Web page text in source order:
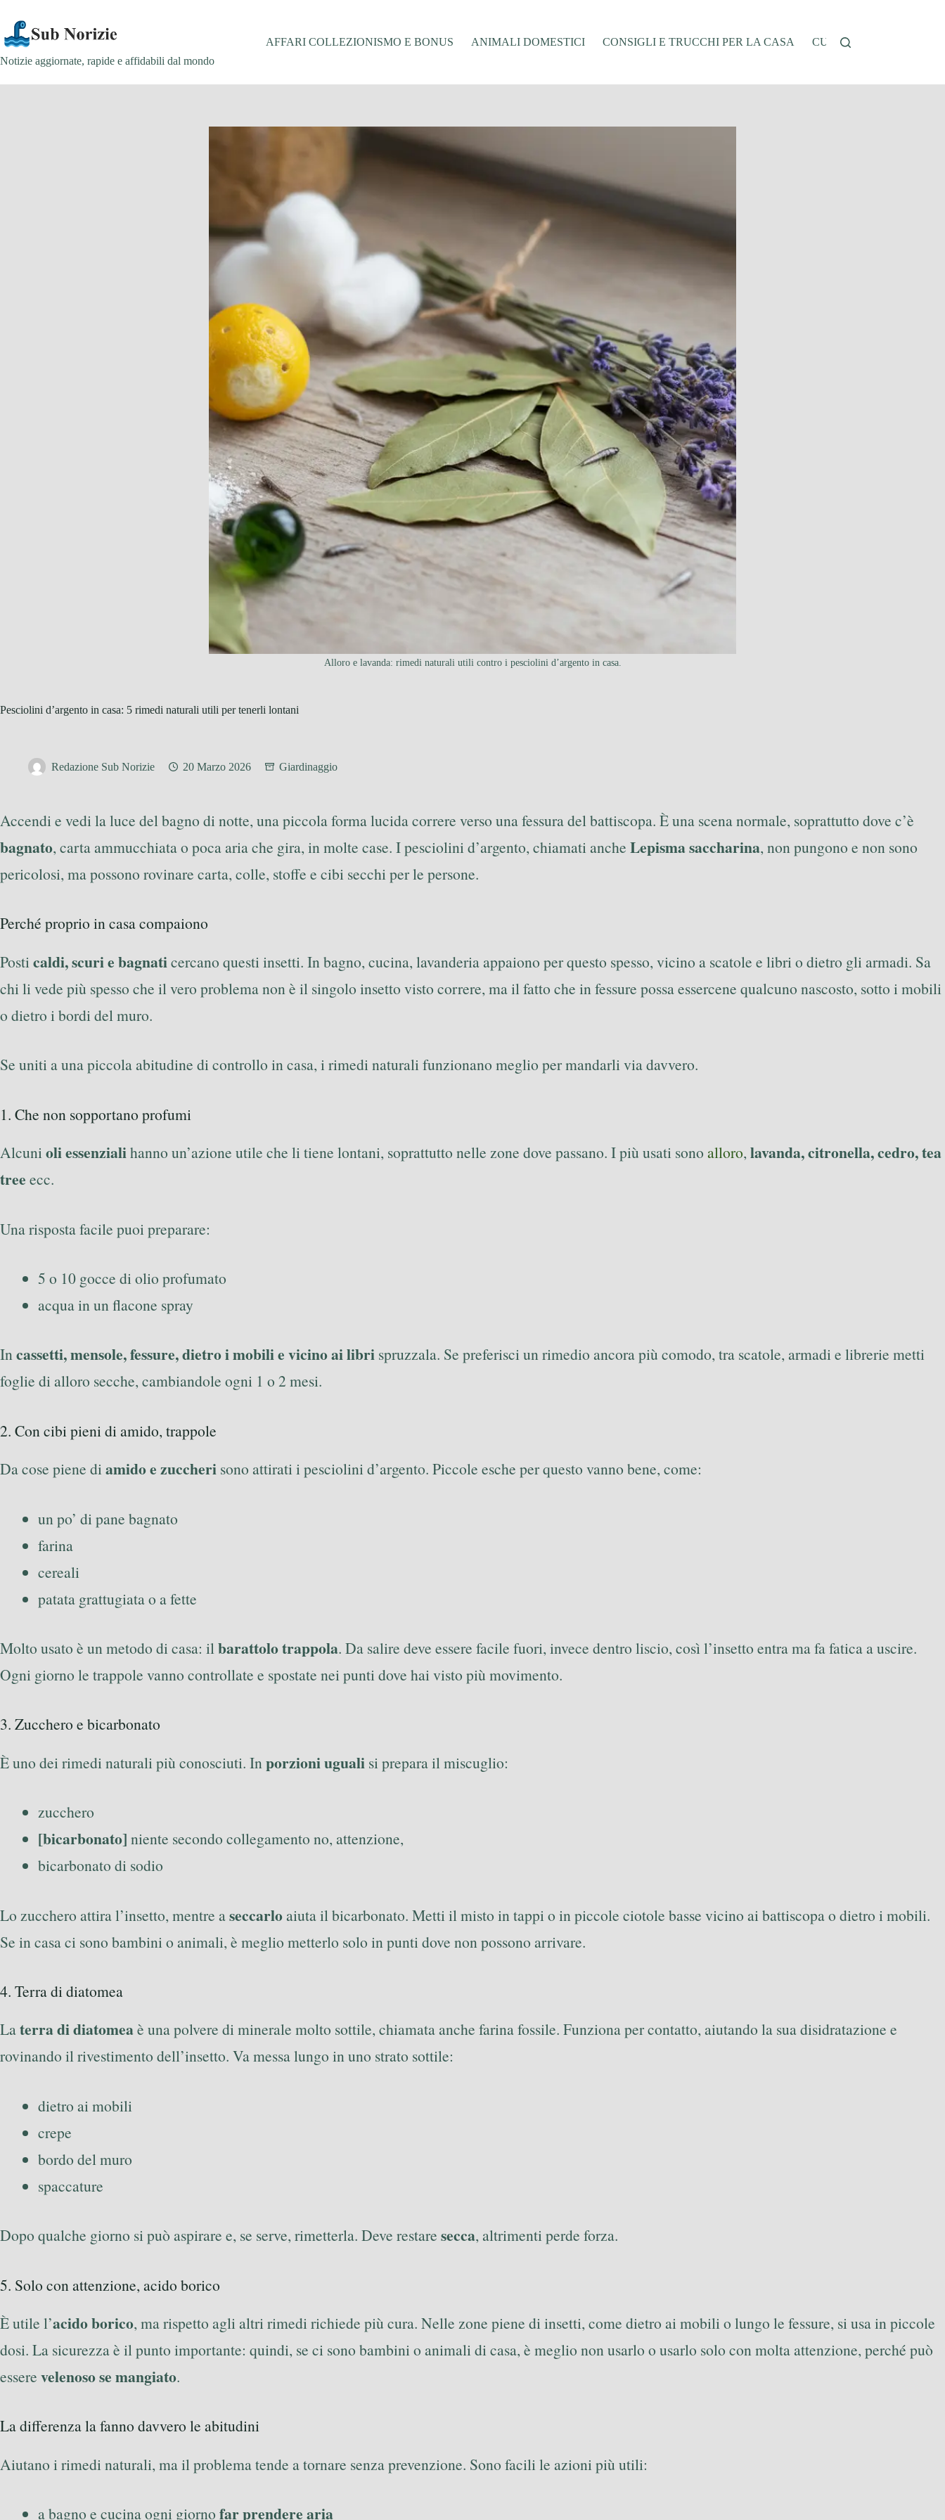
contenuto
Notizie aggiornate, rapide e affidabili dal mondo
AFFARI COLLEZIONISMO E BONUS ANIMALI DOMESTICI CONSIGLI E TRUCCHI PER LA CASA CUCINA E RICETTE
Alloro e lavanda: rimedi naturali utili contro i pesciolini d’argento in casa.
Pesciolini d’argento in casa: 5 rimedi naturali utili per tenerli lontani
Redazione Sub Norizie 20 Marzo 2026 Giardinaggio
Accendi e vedi la luce del bagno di notte, una piccola forma lucida correre verso una fessura del battiscopa. È una scena normale, soprattutto dove c’è
bagnato, carta ammucchiata o poca aria che gira, in molte case. I pesciolini d’argento, chiamati anche Lepisma saccharina, non pungono e non sono
pericolosi, ma possono rovinare carta, colle, stoffe e cibi secchi per le persone.
Perché proprio in casa compaiono
Posticaldi, scuri e bagnaticercano questi insetti. In bagno, cucina, lavanderia appaiono per questo spesso, vicino a scatole e libri o dietro gli armadi. Sa
chi li vede più spesso che il vero problema non è il singolo insetto visto correre, ma il fatto che in fessure possa essercene qualcuno nascosto, sotto i mobili
o dietro i bordi del muro.
Se uniti a una piccola abitudine di controllo in casa, i rimedi naturali funzionano meglio per mandarli via davvero.
1. Che non sopportano profumi
Alcunioli essenzialihanno un’azione utile che li tiene lontani, soprattutto nelle zone dove passano. I più usati sono alloro, lavanda, citronella, cedro, tea
tree ecc.
Una risposta facile puoi preparare:
5 o 10 gocce di olio profumato
acqua in un flacone spray
Incassetti, mensole, fessure, dietro i mobili e vicino ai libri spruzzala. Se preferisci un rimedio ancora più comodo, tra scatole, armadi e librerie metti
foglie di alloro secche, cambiandole ogni 1 o 2 mesi.
2. Con cibi pieni di amido, trappole
Da cose piene diamido e zuccheri sono attirati i pesciolini d’argento. Piccole esche per questo vanno bene, come:
un po’ di pane bagnato
farina
cereali
patata grattugiata o a fette
Molto usato è un metodo di casa: ilbarattolo trappola. Da salire deve essere facile fuori, invece dentro liscio, così l’insetto entra ma fa fatica a uscire.
Ogni giorno le trappole vanno controllate e spostate nei punti dove hai visto più movimento.
3. Zucchero e bicarbonato
È uno dei rimedi naturali più conosciuti. In porzioni uguali si prepara il miscuglio:
zucchero
[bicarbonato] niente secondo collegamento no, attenzione,
bicarbonato di sodio
Lo zucchero attira l’insetto, mentre aseccarloaiuta il bicarbonato. Metti il misto in tappi o in piccole ciotole basse vicino ai battiscopa o dietro i mobili.
Se in casa ci sono bambini o animali, è meglio metterlo solo in punti dove non possono arrivare.
4. Terra di diatomea
Laterra di diatomeaè una polvere di minerale molto sottile, chiamata anche farina fossile. Funziona per contatto, aiutando la sua disidratazione e
rovinando il rivestimento dell’insetto. Va messa lungo in uno strato sottile:
dietro ai mobili
crepe
bordo del muro
spaccature
Dopo qualche giorno si può aspirare e, se serve, rimetterla. Deve restare secca, altrimenti perde forza.
5. Solo con attenzione, acido borico
È utile l’acido borico, ma rispetto agli altri rimedi richiede più cura. Nelle zone piene di insetti, come dietro ai mobili o lungo le fessure, si usa in piccole
dosi. La sicurezza è il punto importante: quindi, se ci sono bambini o animali di casa, è meglio non usarlo o usarlo solo con molta attenzione, perché può
essere velenoso se mangiato.
La differenza la fanno davvero le abitudini
Aiutano i rimedi naturali, ma il problema tende a tornare senza prevenzione. Sono facili le azioni più utili:
a bagno e cucina ogni giorno far prendere aria